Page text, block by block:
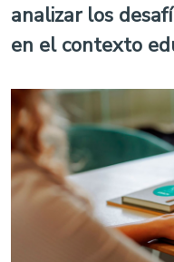
analizar los
en el contexto